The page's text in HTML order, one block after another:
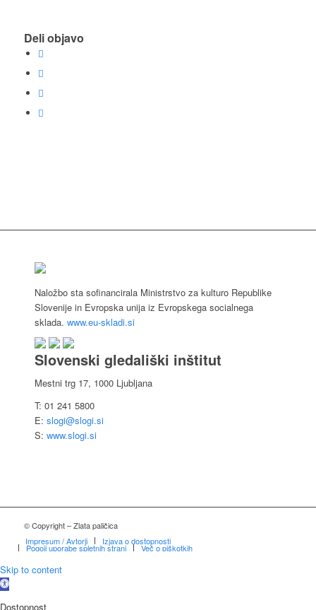
Deli objavo
Naložbo sta sofinancirala Ministrstvo za kulturo Republike
Slovenije in Evropska unija iz Evropskega socialnega
sklada. www.eu-skladi.si
Slovenski gledališki inštitut
Mestni trg 17, 1000 Ljubljana
T: 01 241 5800
E: slogi@slogi.si
S: www.slogi.si
© Copyright – Zlata paličica
Impresum / Avtorji
Izjava o dostopnosti
Pogoji uporabe spletnih strani Več o piškotkih
Skip to content
Open
Dostopnost